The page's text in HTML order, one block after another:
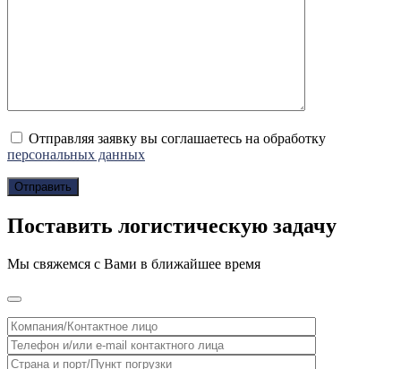
Отправляя заявку вы соглашаетесь на обработку
персональных данных
Поставить логистическую задачу
Мы свяжемся с Вами в ближайшее время